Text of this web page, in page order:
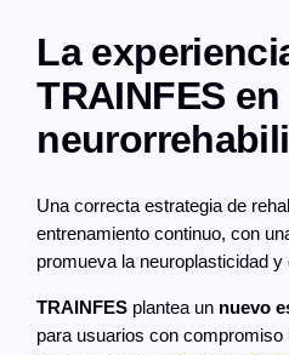
La
TRAINFES en
Una correcta estrategia de
entrenamiento continuo, con
promueva la neuroplasticidad y
TRAINFES plantea un nuevo
para usuarios con compromiso